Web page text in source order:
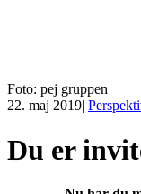
Foto: pej gruppen
22. maj 2019|
Du er